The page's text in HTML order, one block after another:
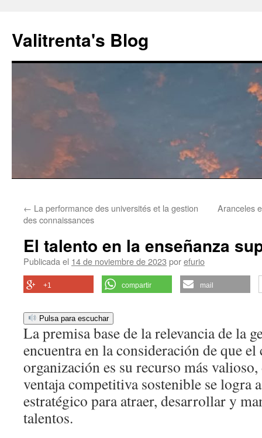
contenido
Valitrenta's Blog
← La performance des universités et la gestion
des connaissances
Aranceles
El talento en la enseñanza
Publicada el 14 de noviembre de 2023 porefurio
+1 compartir mail
Pulsa para escuchar
La premisa base de la relevancia de la
encuentra en la consideración de que
organización es su recurso más
ventaja competitiva sostenible se logra
estratégico para atraer, desarrollar y
talentos.